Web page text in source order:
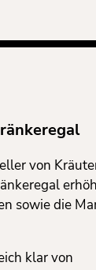
von
sowie die
klar von